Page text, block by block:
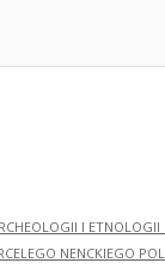
I ETNOLOGII
NENCKIEGO